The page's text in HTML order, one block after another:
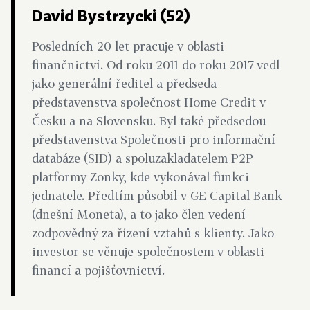
David Bystrzycki (52)
Posledních 20 let pracuje v oblasti
finančnictví. Od roku 2011 do roku 2017 vedl
jako generální ředitel a předseda
představenstva společnost Home Credit v
Česku a na Slovensku. Byl také předsedou
představenstva Společnosti pro informační
databáze (SID) a spoluzakladatelem P2P
platformy Zonky, kde vykonával funkci
jednatele. Předtím působil v GE Capital Bank
(dnešní Moneta), a to jako člen vedení
zodpovědný za řízení vztahů s klienty. Jako
investor se věnuje společnostem v oblasti
financí a pojišťovnictví.